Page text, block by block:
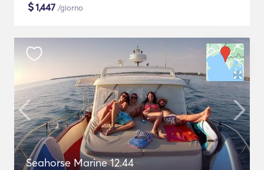
$1,447 /giorno
Seahorse Marine 12.44